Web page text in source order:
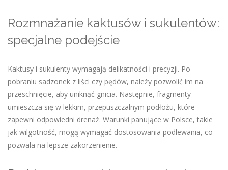
Rozmnażanie kaktusów i sukulentów:
specjalne podejście
Kaktusy i sukulenty wymagają delikatności i precyzji. Po
pobraniu sadzonek z liści czy pędów, należy pozwolić im na
przeschnięcie, aby uniknąć gnicia. Następnie, fragmenty
umieszcza się w lekkim, przepuszczalnym podłożu, które
zapewni odpowiedni drenaż. Warunki panujące w Polsce, takie
jak wilgotność, mogą wymagać dostosowania podlewania, co
pozwala na lepsze zakorzenienie.